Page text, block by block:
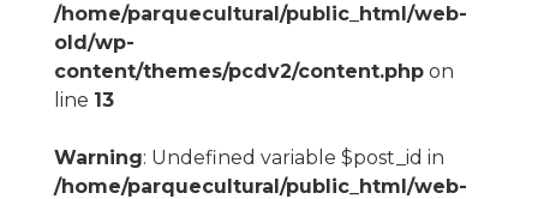
/home/parquecultural/public_html/web-
old/wp-
content/themes/pcdv2/content.phpon
line 13
Warning: Undefined variable $post_id in
/home/parquecultural/public_html/web-